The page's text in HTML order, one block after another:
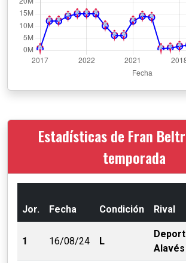
Estadísticas de Fran
temporada
Jor. Fecha Condición Rival
1 16/08/24 L
Alavés